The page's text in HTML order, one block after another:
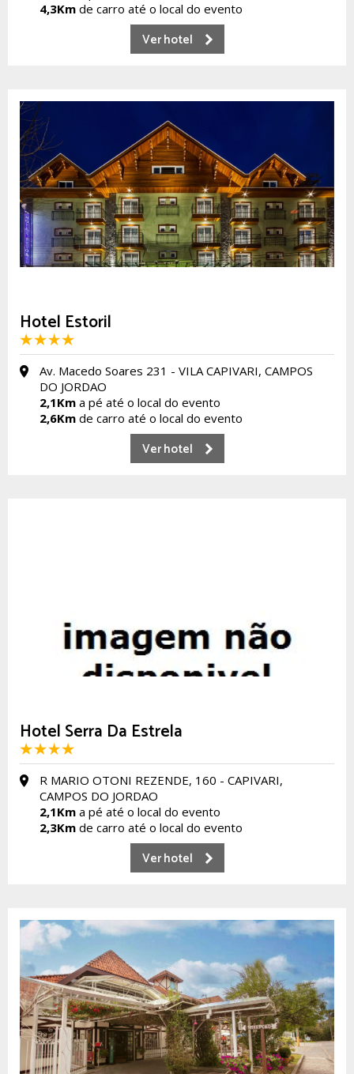
4,3Km de carro até o local do evento
Ver hotel
Hotel Estoril
Av. Macedo Soares 231 - VILA CAPIVARI, CAMPOS
DO JORDAO
2,1Km a pé até o local do evento
2,6Km de carro até o local do evento
Ver hotel
Hotel Serra Da Estrela
R MARIO OTONI REZENDE, 160 - CAPIVARI,
CAMPOS DO JORDAO
2,1Km a pé até o local do evento
2,3Km de carro até o local do evento
Ver hotel